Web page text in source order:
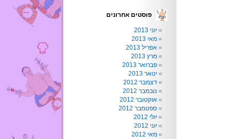
פוסטים אחרונים
יוני 2013
מאי 2013
אפריל 2013
מרץ 2013
פברואר 2013
ינואר 2013
דצמבר 2012
נובמבר 2012
אוקטובר 2012
ספטמבר 2012
יולי 2012
יוני 2012
מאי 2012